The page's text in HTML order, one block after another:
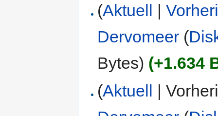
(Aktuell |
Dervomeer (
Bytes) (+1.634
(Aktuell |